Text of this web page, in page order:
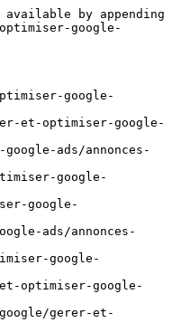
by appending
google-
google-
et-optimiser-google-
ads/annonces-
google-
google-
ads/annonces-
google-
optimiser-google-
gerer-et-